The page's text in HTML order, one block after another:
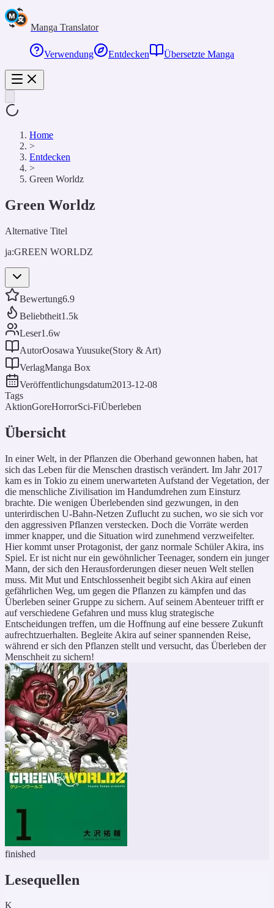
Manga Translator
Verwendung Entdecken Übersetzte Manga
Home
>
Entdecken
>
Green Worldz
Green Worldz
Alternative Titel
ja:GREEN WORLDZ
Bewertung6.9
Beliebtheit1.5k
Leser1.6w
AutorOosawa Yuusuke(Story & Art)
VerlagManga Box
Veröffentlichungsdatum2013-12-08
Tags
AktionGoreHorrorSci-FiÜberleben
Übersicht
In einer Welt, in der Pflanzen die Oberhand gewonnen haben, hat
sich das Leben für die Menschen drastisch verändert. Im Jahr 2017
kam es in Tokio zu einem unerwarteten Aufstand der Vegetation, der
die menschliche Zivilisation im Handumdrehen zum Einsturz
brachte. Die wenigen Überlebenden sind gezwungen, in den
unterirdischen U-Bahn-Netzen Zuflucht zu suchen, wo sie sich vor
den aggressiven Pflanzen verstecken. Doch die Vorräte werden
immer knapper, und die Situation wird zunehmend verzweifelter.
Hier kommt unser Protagonist, der ganz normale Schüler Akira, ins
Spiel. Er ist nicht nur ein gewöhnlicher Teenager, sondern ein junger
Mann, der sich den Herausforderungen dieser neuen Welt stellen
muss. Mit Mut und Entschlossenheit begibt sich Akira auf einen
gefährlichen Weg, um gegen die Pflanzen zu kämpfen und das
Überleben seiner Gruppe zu sichern. Auf seinem Abenteuer trifft er
auf verschiedene Gefahren und muss klug strategische
Entscheidungen treffen, um die Hoffnung auf eine bessere Zukunft
aufrechtzuerhalten. Begleite Akira auf seiner spannenden Reise,
während er sich den Pflanzen stellt und versucht, das Überleben der
Menschheit zu sichern!
finished
Lesequellen
K